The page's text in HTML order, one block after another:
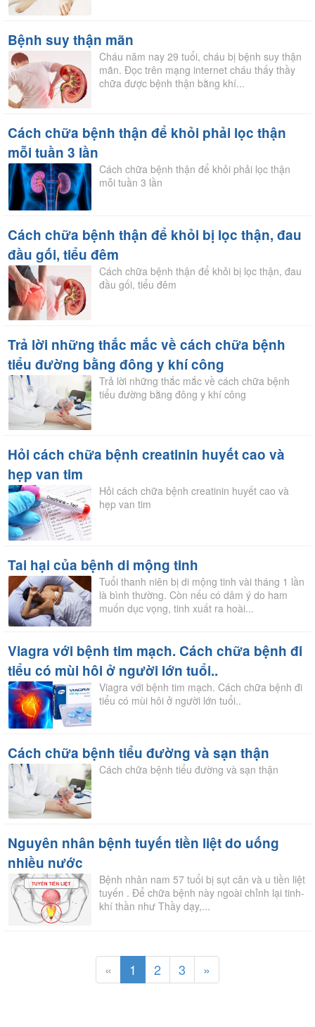
Bệnh suy thận mãn
Cháu năm nay 29 tuổi, cháu bị bệnh suy thận
mãn. Đọc trên mạng internet cháu thấy thầy
chữa được bệnh thận bằng khí...
Cách chữa bệnh thận để khỏi phải lọc thận
mỗi tuần 3 lần
Cách chữa bệnh thận để khỏi phải lọc thận
mỗi tuần 3 lần
Cách chữa bệnh thận để khỏi bị lọc thận, đau
đầu gối, tiểu đêm
Cách chữa bệnh thận để khỏi bị lọc thận, đau
đầu gối, tiểu đêm
Trả lời những thắc mắc về cách chữa bệnh
tiểu đường bằng đông y khí công
Trả lời những thắc mắc về cách chữa bệnh
tiểu đường bằng đông y khí công
Hỏi cách chữa bệnh creatinin huyết cao và
hẹp van tim
Hỏi cách chữa bệnh creatinin huyết cao và
hẹp van tim
Tai hại của bệnh di mộng tinh
Tuổi thanh niên bị di mộng tinh vài tháng 1 lần
là bình thường. Còn nếu có dâm ý do ham
muốn dục vọng, tinh xuất ra hoài...
Viagra với bệnh tim mạch. Cách chữa bệnh đi
tiểu có mùi hôi ở người lớn tuổi..
Viagra với bệnh tim mạch. Cách chữa bệnh đi
tiểu có mùi hôi ở người lớn tuổi..
Cách chữa bệnh tiểu đường và sạn thận
Cách chữa bệnh tiểu đường và sạn thận
Nguyên nhân bệnh tuyến tiền liệt do uống
nhiều nước
Bệnh nhân nam 57 tuổi bị sụt cân và u tiền liệt
tuyến . Để chữa bệnh này ngoài chỉnh lại tinh-
khí thần như Thầy dạy,...
« 1 2 3 »